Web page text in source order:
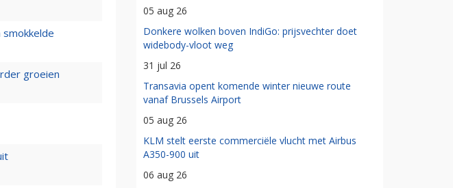
groeien
05 aug 26
Donkere wolken boven IndiGo: prijsvechter doet
widebody-vloot weg
31 jul 26
Transavia opent komende winter nieuwe route
vanaf Brussels Airport
05 aug 26
KLM stelt eerste commerciële vlucht met Airbus
A350-900 uit
06 aug 26